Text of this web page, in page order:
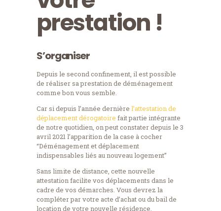
prestation !
S’organiser
Depuis le second confinement, il est possible
de réaliser sa prestation de déménagement
comme bon vous semble.
Car si depuis l’année dernière l’attestation de
déplacement dérogatoire fait partie intégrante
de notre quotidien, on peut constater depuis le 3
avril 2021 l’apparition de la case à cocher
“Déménagement et déplacement
indispensables liés au nouveau logement”
Sans limite de distance, cette nouvelle
attestation facilite vos déplacements dans le
cadre de vos démarches. Vous devrez la
compléter par votre acte d’achat ou du bail de
location de votre nouvelle résidence.